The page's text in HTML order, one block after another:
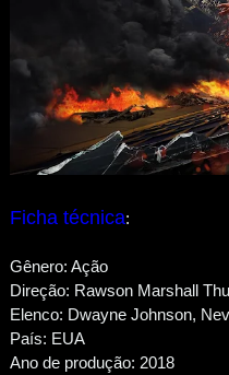
Ficha técnica:
Gênero: Ação
Direção: Rawson Marshall
Elenco: Dwayne Johnson,
País: EUA
Ano de produção: 2018